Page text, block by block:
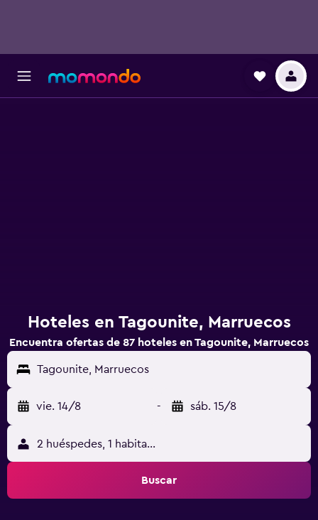
Hoteles en Tagounite, Marruecos
Encuentra ofertas de 87 hoteles en Tagounite, Marruecos
Tagounite, Marruecos
vie. 14/8 - sáb. 15/8
2 huéspedes, 1 habitación
Buscar